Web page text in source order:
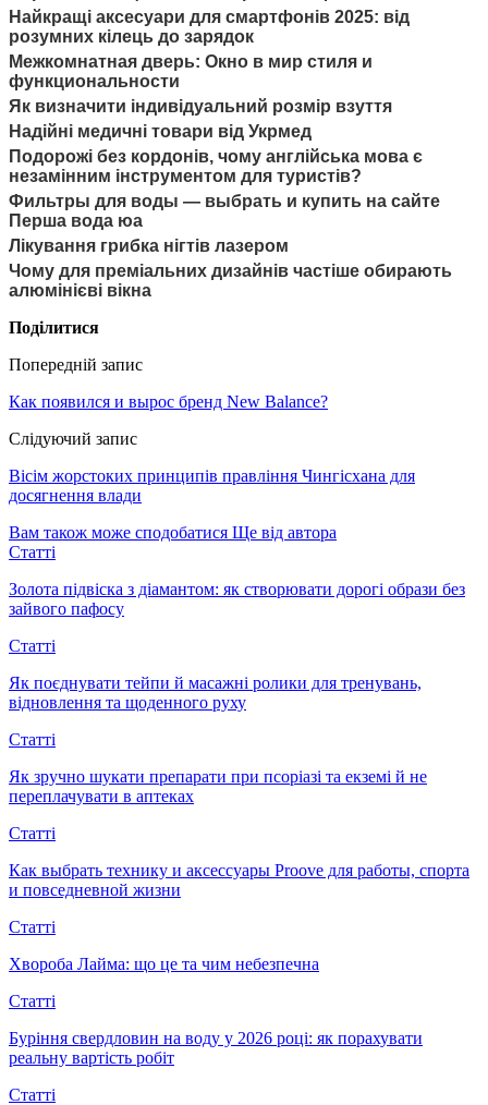
Найкращі аксесуари для смартфонів 2025: від
розумних кілець до зарядок
Межкомнатная дверь: Окно в мир стиля и
функциональности
Як визначити індивідуальний розмір взуття
Надійні медичні товари від Укрмед
Подорожі без кордонів, чому англійська мова є
незамінним інструментом для туристів?
Фильтры для воды — выбрать и купить на сайте
Перша вода юа
Лікування грибка нігтів лазером
Чому для преміальних дизайнів частіше обирають
алюмінієві вікна
Поділитися
Попередній запис
Как появился и вырос бренд New Balance?
Слідуючий запис
Вісім жорстоких принципів правління Чингісхана для
досягнення влади
Вам також може сподобатися Ще від автора
Статті
Золота підвіска з діамантом: як створювати дорогі образи без
зайвого пафосу
Статті
Як поєднувати тейпи й масажні ролики для тренувань,
відновлення та щоденного руху
Статті
Як зручно шукати препарати при псоріазі та екземі й не
переплачувати в аптеках
Статті
Как выбрать технику и аксессуары Proove для работы, спорта
и повседневной жизни
Статті
Хвороба Лайма: що це та чим небезпечна
Статті
Буріння свердловин на воду у 2026 році: як порахувати
реальну вартість робіт
Статті